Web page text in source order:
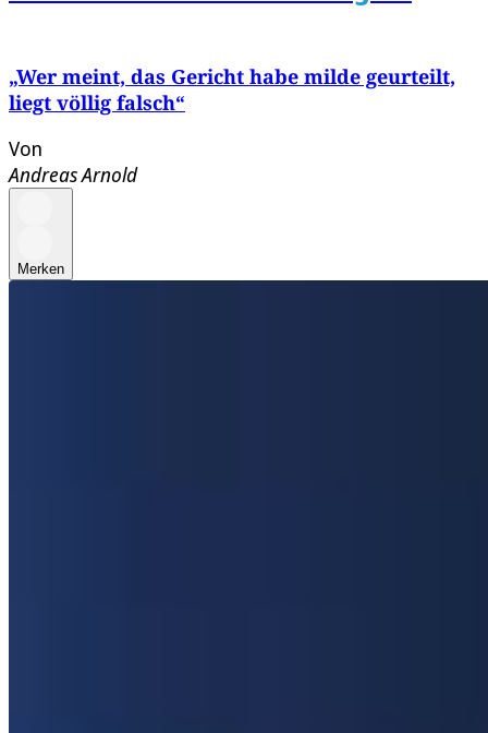
„Wer meint, das Gericht habe milde geurteilt,
liegt völlig falsch“
Von
Andreas Arnold
Merken